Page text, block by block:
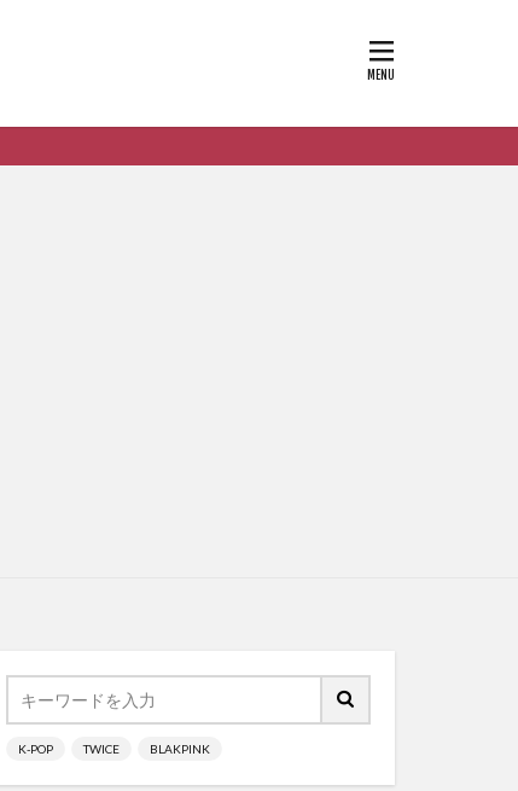
K-POP TWICE BLAKPINK